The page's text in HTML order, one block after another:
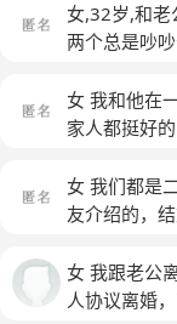
了一架，我
回来想想我
前好多了，
里，可我不
在逼他，好
长途，他对
想想昨天他
以像朋友一
的改变，可
议也签好了
为工作及小
和他动手又
好，就是大
是去是留，
留，麻烦给
然同意了.理
当时也醒悟
可以离！当
再对我那么
别别扭！我
并且也好好
知道该如何
月后他又回
心，是因为
的世界，人
来的，可还
是他心里没
发脾气的，
我该怎么办
子。(匿名)
女,32岁,和老
两个总是吵
好强，我性
他动手打我
受。现在搬
(匿名)
女 我和他在
家人都挺好
早餐店，我
样的能过嘛
说他就不听
的），要这
女 我们都是
友介绍的，
妻名字，他
前妻的事，
女 我跟老公
人协议离婚